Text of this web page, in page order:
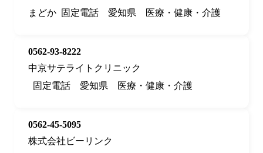
まどか 固定電話 愛知県 医療・健康・介護
0562-93-8222
中京サテライトクリニック
固定電話
愛知県 医療・健康・介護
0562-45-5095
株式会社ビーリンク